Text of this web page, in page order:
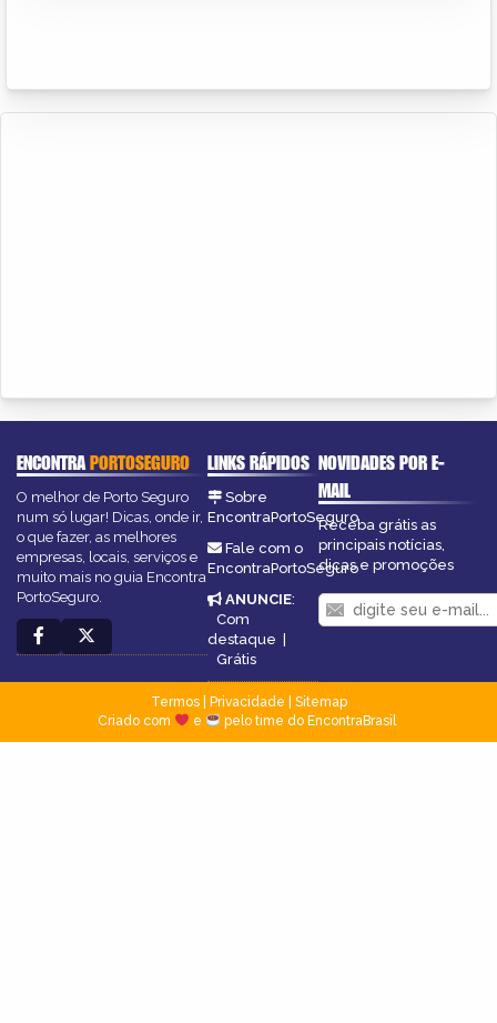
ENCONTRAPORTOSEGURO
O melhor de Porto Seguro
num só lugar! Dicas, onde ir,
o que fazer, as melhores
empresas, locais, serviços e
muito mais no guia Encontra
PortoSeguro.
LINKS RÁPIDOS
Sobre
EncontraPortoSeguro
Fale com o
EncontraPortoSeguro
ANUNCIE:
Com
destaque |
Grátis
NOVIDADES POR E-
MAIL
Receba grátis as
principais notícias,
dicas e promoções
Termos| Privacidade
Sitemap
Criado com
e pelo time do EncontraBrasil